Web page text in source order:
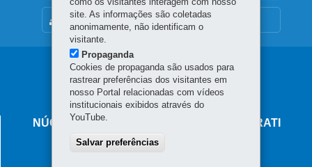
MAPA DO SITE
Navegação
principal
NÚCLEO REGIONAL DE EDUCAÇÃO DE IRATI
Rua Coronel Emilio Gomes, 111 - Centro
site. As informações são coletadas
anonimamente, não identificam o
visitante.
Propaganda
Cookies de propaganda são usados para
rastrear preferências dos visitantes em
nosso Portal relacionadas com vídeos
institucionais exibidos através do
YouTube.
Salvar preferências